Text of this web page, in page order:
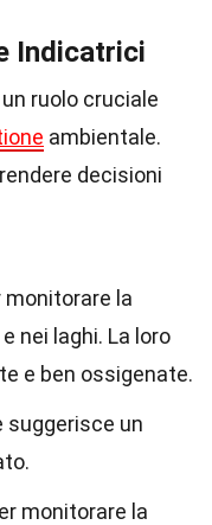
Indicatrici
ruolo cruciale
ambientale.
decisioni
la
nei laghi. La loro
e ben ossigenate.
suggerisce un
monitorare la